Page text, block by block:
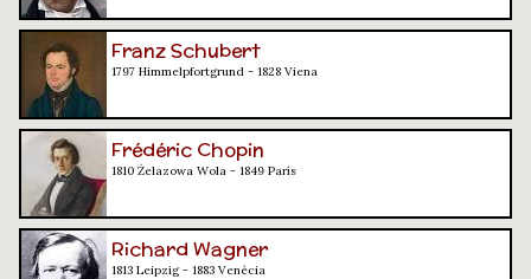
Franz Schubert
1797 Himmelpfortgrund - 1828 Viena
Frédéric Chopin
1810 Żelazowa Wola - 1849 París
Richard Wagner
1813 Leipzig - 1883 Venècia